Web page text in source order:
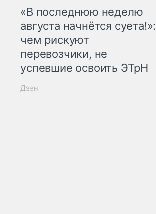
«В последнюю неделю
августа начнётся суета!»:
чем рискуют
перевозчики, не
успевшие освоить ЭТрН
Дзен